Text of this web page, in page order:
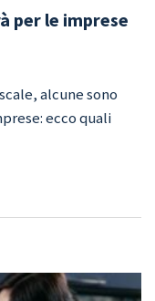
per le imprese
alcune sono
ecco quali